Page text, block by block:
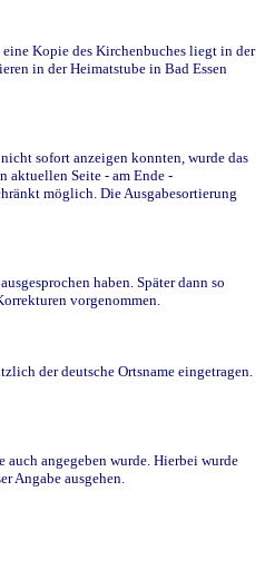
Kopie des Kirchenbuches liegt in der
in der Heimatstube in Bad Essen
sofort anzeigen konnten, wurde das
aktuellen Seite - am Ende -
möglich. Die Ausgabesortierung
haben. Später dann so
vorgenommen.
der deutsche Ortsname eingetragen.
angegeben wurde. Hierbei wurde
Angabe ausgehen.